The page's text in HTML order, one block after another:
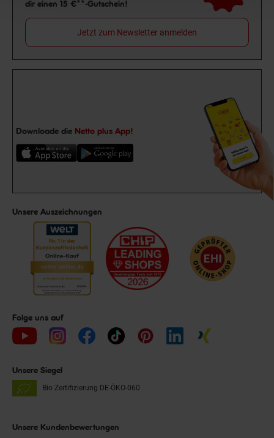
dir einen 15 €**-Gutschein!
Jetzt zum Newsletter anmelden
Downloade die Netto plus App!
Unsere Auszeichnungen
Folge uns auf
Unsere Siegel
Bio Zertifizierung DE-ÖKO-060
Unsere Kundenbewertungen